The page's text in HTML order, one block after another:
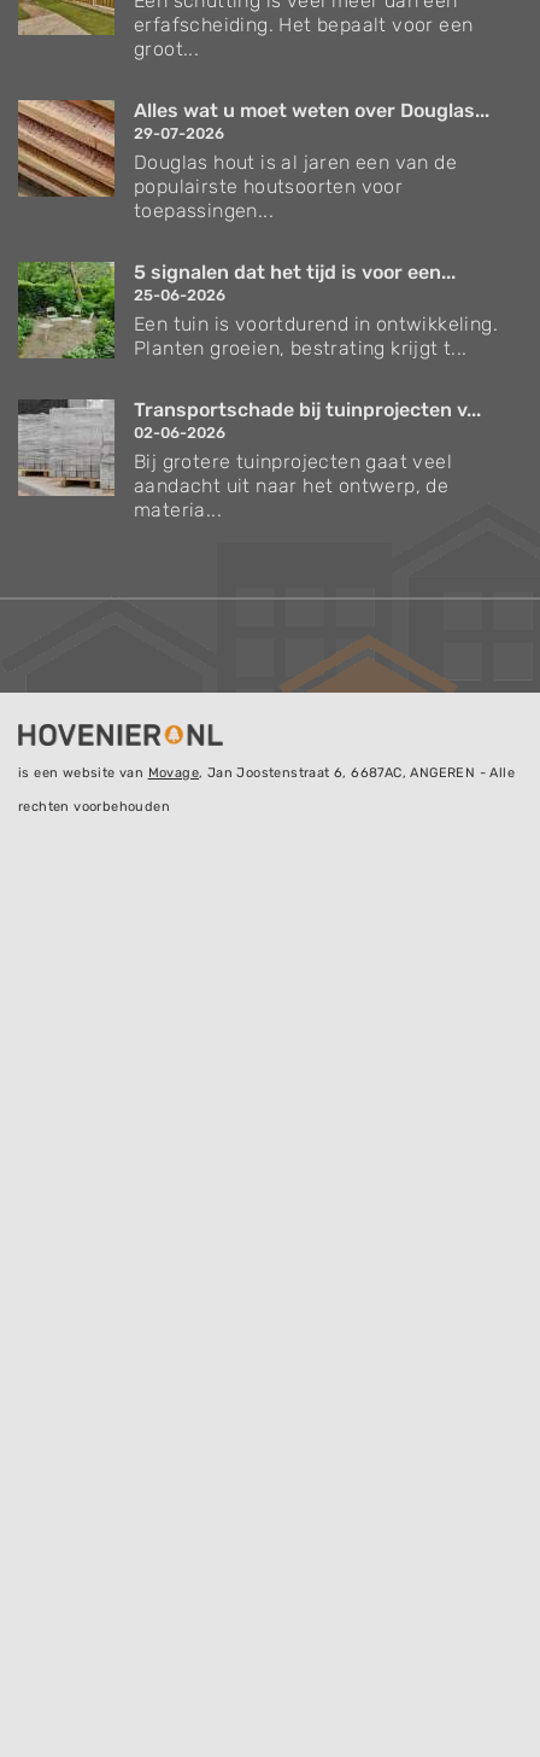
erfafscheiding. Het bepaalt voor een
groot...
Alles wat u moet weten over Douglas...
29-07-2026
Douglas hout is al jaren een van de
populairste houtsoorten voor
toepassingen...
5 signalen dat het tijd is voor een...
25-06-2026
Een tuin is voortdurend in ontwikkeling.
Planten groeien, bestrating krijgt t...
Transportschade bij tuinprojecten v...
02-06-2026
Bij grotere tuinprojecten gaat veel
aandacht uit naar het ontwerp, de
materia...
is een website van Movage, Jan Joostenstraat 6, 6687AC, ANGEREN - Alle
rechten voorbehouden